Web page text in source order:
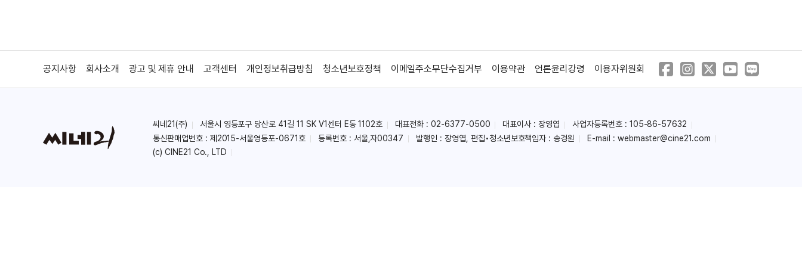
공지사항 회사소개 광고 및 제휴 안내 고객센터 개인정보취급방침 청소년보호정책 이메일주소무단수집거부 이용약관 언론윤리강령 이용자위원회
씨네21(주) 서울시 영등포구 당산로 41길 11 SK V1센터 E동 1102호 대표전화 : 02-6377-0500 대표이사 : 장영엽
사업자등록번호 : 105-86-57632
통신판매업번호 : 제2015-서울영등포-0671호
등록번호 : 서울,자00347 발행인 : 장영엽, 편집•청소년보호책임자 : 송경원 E-mail : webmaster@cine21.com
(c) CINE21 Co., LTD